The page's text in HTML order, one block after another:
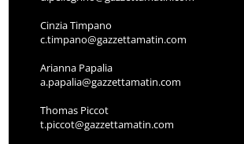
Cinzia Timpano
c.timpano@gazzettamatin.com
Arianna Papalia
a.papalia@gazzettamatin.com
Thomas Piccot
t.piccot@gazzettamatin.com